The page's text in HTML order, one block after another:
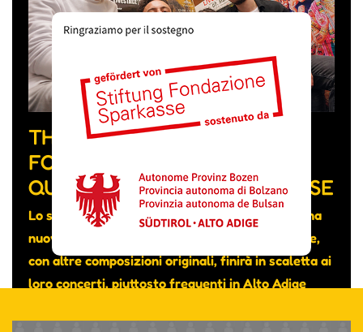
THE FEVER WEEK, LA BAND
FORMATA DA MUSICISTI DI
QUATTRO NAZIONALITÀ DIVERSE
Lo scorso mese hanno pubblicato su YouTube una
nuova canzone intitolata “Really don’t care” che,
con altre composizioni originali, finirà in scaletta ai
loro concerti, piuttosto frequenti in Alto Adige